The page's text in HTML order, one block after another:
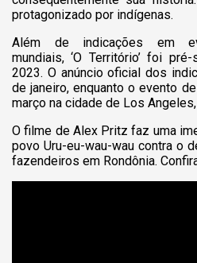
protagonizado por indígenas.
Além de indicações em
mundiais, ‘O Território’ foi
2023. O anúncio oficial dos
de janeiro, enquanto o evento
março na cidade de Los
O filme de Alex Pritz faz uma
povo Uru-eu-wau-wau contra o
fazendeiros em Rondônia.